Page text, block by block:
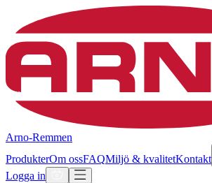
Arno-Remmen
ProdukterOm ossFAQMiljö & kvalitetKontakt
Logga in